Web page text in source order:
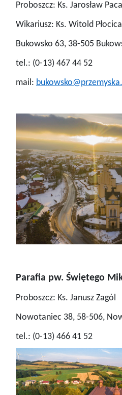
Proboszcz: Ks. Jarosław
Wikariusz: Ks. Witold Płocica
Bukowsko 63, 38-505
tel.: (0-13) 467 44 52
mail:
Parafia pw. Świętego
Proboszcz: Ks. Janusz Zagól
Nowotaniec 38, 58-506,
tel.: (0-13) 466 41 52